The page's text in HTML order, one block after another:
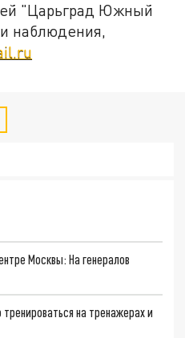
"Царьград Южный
наблюдения,
Москвы: На генералов
на тренажерах и